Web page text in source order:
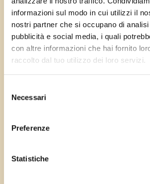
informazioni sul modo in cui utilizzi il
nostri partner che si occupano di
pubblicità e social media, i quali
con altre informazioni che hai fornito
raccolto dal tuo utilizzo dei loro servizi.
delNecessari
Preferenze
Statistiche
un’azione protettiva
alcune
PRIMA GLI
...poi clicca sui numeri a